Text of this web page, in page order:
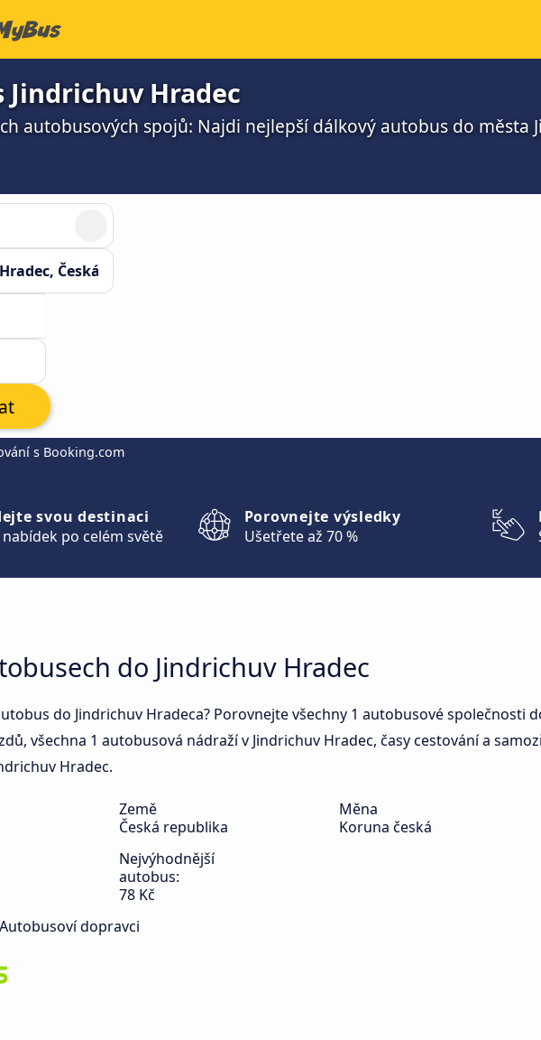
Jindrichuv Hradec
autobusových spojů: Najdi nejlepší dálkový autobus do města
s Booking.com
svou destinaci
po celém světě
Porovnejte výsledky
Ušetřete až 70 %
do Jindrichuv Hradec
do Jindrichuv Hradeca? Porovnejte všechny 1 autobusové společnosti
všechna 1 autobusová nádraží v Jindrichuv Hradec, časy cestování a
Hradec.
Země
Česká republika
Měna
Koruna česká
Nejvýhodnější
autobus:
78 Kč
dopravci